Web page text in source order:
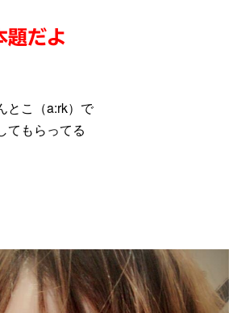
題だよ
とこ（a:rk）で
てもらってる